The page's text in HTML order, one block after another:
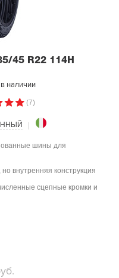
45 R22 114H
в наличии
(7)
шины для
внутренняя конструкция
сцепные кромки и